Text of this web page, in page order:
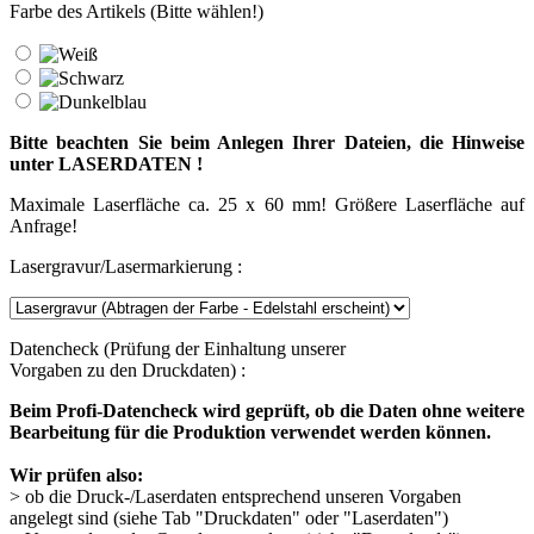
Farbe des Artikels (Bitte wählen!)
Bitte beachten Sie beim Anlegen Ihrer Dateien, die Hinweise
unter LASERDATEN !
Maximale Laserfläche ca. 25 x 60 mm! Größere Laserfläche auf
Anfrage!
Lasergravur/Lasermarkierung :
Datencheck (Prüfung der Einhaltung unserer
Vorgaben zu den Druckdaten) :
Beim Profi-Datencheck wird geprüft, ob die Daten ohne weitere
Bearbeitung für die Produktion verwendet werden können.
Wir prüfen also:
> ob die Druck-/Laserdaten entsprechend unseren Vorgaben
angelegt sind (siehe Tab "Druckdaten" oder "Laserdaten")